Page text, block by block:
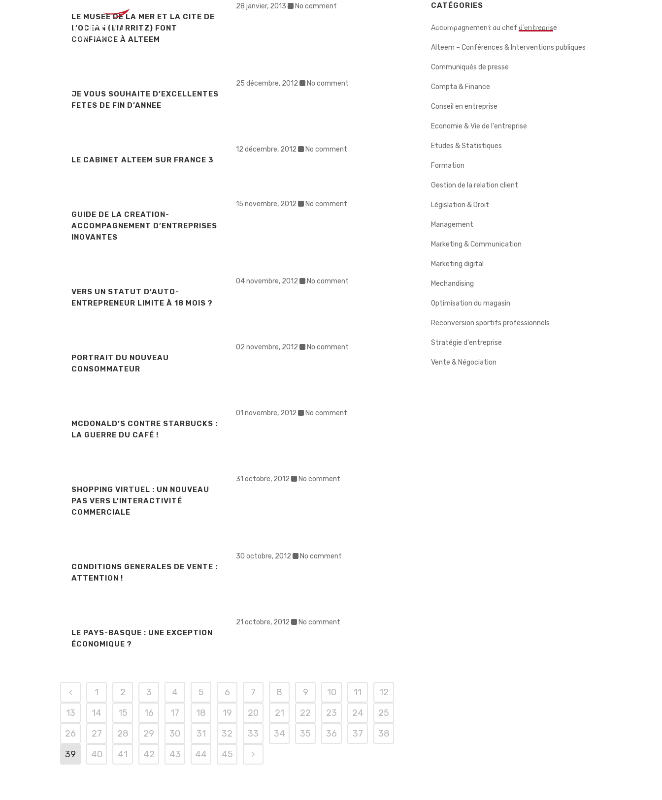
NOS CLIENTS BLOG CONTACT
LE MUSEE DE LA MER ET LA CITE DE
L’OCEAN (BIARRITZ) FONT
CONFIANCE À ALTEEM
28 janvier, 2013 No comment
JE VOUS SOUHAITE D’EXCELLENTES
FETES DE FIN D’ANNEE
25 décembre, 2012 No comment
LE CABINET ALTEEM SUR FRANCE 3
12 décembre, 2012 No comment
GUIDE DE LA CREATION-
ACCOMPAGNEMENT D’ENTREPRISES
INOVANTES
15 novembre, 2012 No comment
VERS UN STATUT D’AUTO-
ENTREPRENEUR LIMITE À 18 MOIS ?
04 novembre, 2012 No comment
PORTRAIT DU NOUVEAU
CONSOMMATEUR
02 novembre, 2012 No comment
MCDONALD’S CONTRE STARBUCKS :
LA GUERRE DU CAFÉ !
01 novembre, 2012 No comment
SHOPPING VIRTUEL : UN NOUVEAU
PAS VERS L’INTERACTIVITÉ
COMMERCIALE
31 octobre, 2012 No comment
CONDITIONS GENERALES DE VENTE :
ATTENTION !
30 octobre, 2012 No comment
LE PAYS-BASQUE : UNE EXCEPTION
ÉCONOMIQUE ?
21 octobre, 2012 No comment
1 2 3 4 5 6 7 8 9 10 11
12
13
14 15 16 17 18 19 20 21 22 23 24
25
26
27 28 29 30 31 32 33 34 35 36 37
38
39
40 41 42 43 44 45
CATÉGORIES
Accompagnement du chef d'entreprise
Alteem – Conférences & Interventions publiques
Communiqués de presse
Compta & Finance
Conseil en entreprise
Economie & Vie de l'entreprise
Etudes & Statistiques
Formation
Gestion de la relation client
Législation & Droit
Management
Marketing & Communication
Marketing digital
Mechandising
Optimisation du magasin
Reconversion sportifs professionnels
Stratégie d'entreprise
Vente & Négociation